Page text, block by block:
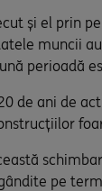
și el prin
muncii
perioadă
de ani de
pe